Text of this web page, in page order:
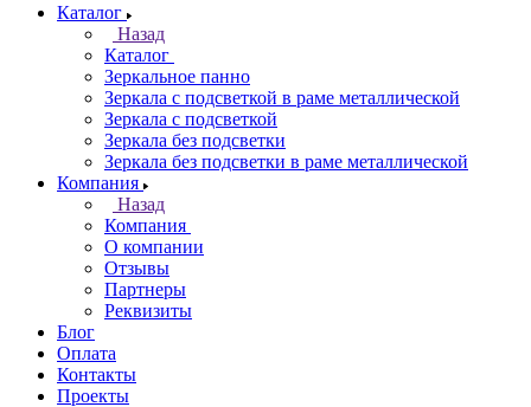
Каталог
Назад
Каталог
Зеркальное панно
Зеркала с подсветкой в раме металлической
Зеркала с подсветкой
Зеркала без подсветки
Зеркала без подсветки в раме металлической
Компания
Назад
Компания
О компании
Отзывы
Партнеры
Реквизиты
Блог
Оплата
Контакты
Проекты